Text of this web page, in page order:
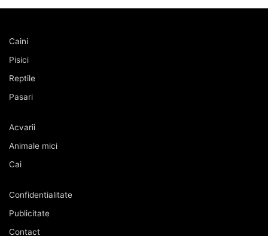
Caini
Pisici
Reptile
Pasari
Acvarii
Animale mici
Cai
Confidentialitate
Publicitate
Contact